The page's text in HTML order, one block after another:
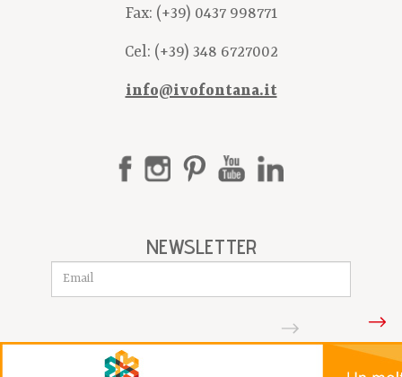
Fax: (+39) 0437 998771
Cel: (+39) 348 6727002
info@ivofontana.it
NEWSLETTER